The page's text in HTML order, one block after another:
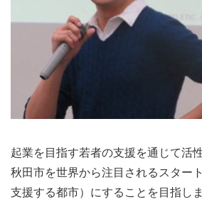
起業を目指す若者の支援を通じて活
秋田市を世界から注目されるスター
支援する都市）にすることを目指しま